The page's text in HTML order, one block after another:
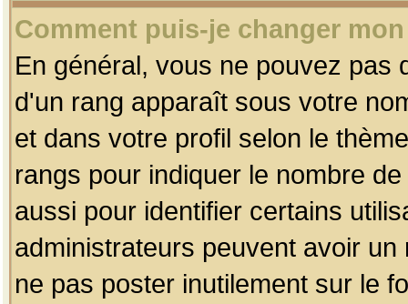
Comment puis-je changer
En général, vous ne pouvez pas
d'un rang apparaît sous votre
et dans votre profil selon le
rangs pour indiquer le nombre
aussi pour identifier certains
administrateurs peuvent avoir
ne pas poster inutilement sur le